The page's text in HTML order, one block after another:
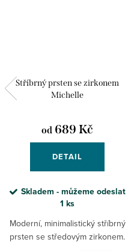
Stříbrný prsten se zirkonem
Michelle
od 689 Kč
DETAIL
Skladem - můžeme odeslat
1 ks
Moderní, minimalistický stříbrný
prsten se středovým zirkonem.